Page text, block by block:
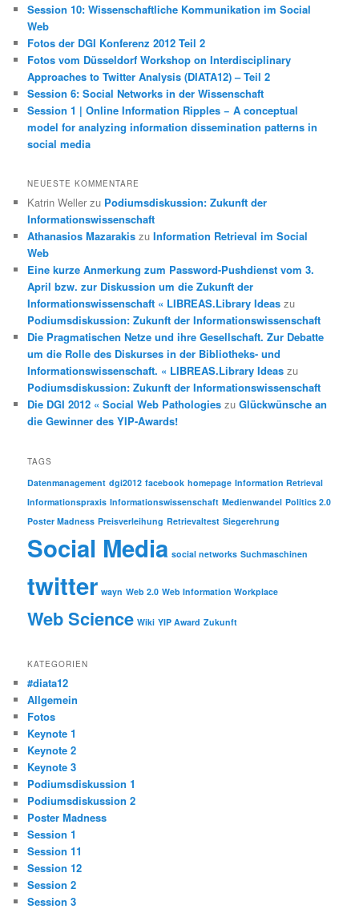
n
Session 10: Wissenschaftliche Kommunikation im Social
Web
Fotos der DGI Konferenz 2012 Teil 2
Fotos vom Düsseldorf Workshop on Interdisciplinary
Approaches to Twitter Analysis (DIATA12) – Teil 2
Session 6: Social Networks in der Wissenschaft
Session 1 | Online Information Ripples − A conceptual
model for analyzing information dissemination patterns in
social media
NEUESTE KOMMENTARE
Katrin Weller zu Podiumsdiskussion: Zukunft der
Informationswissenschaft
Athanasios Mazarakis zuInformation Retrieval im Social
Web
Eine kurze Anmerkung zum Password-Pushdienst vom 3.
April bzw. zur Diskussion um die Zukunft der
Informationswissenschaft « LIBREAS.Library Ideas zu
Podiumsdiskussion: Zukunft der Informationswissenschaft
Die Pragmatischen Netze und ihre Gesellschaft. Zur Debatte
um die Rolle des Diskurses in der Bibliotheks- und
Informationswissenschaft. « LIBREAS.Library Ideas zu
Podiumsdiskussion: Zukunft der Informationswissenschaft
Die DGI 2012 « Social Web Pathologies zuGlückwünsche an
die Gewinner des YIP-Awards!
TAGS
Datenmanagement dgi2012 facebook homepage Information Retrieval
Informationspraxis Informationswissenschaft Medienwandel Politics 2.0
Poster Madness Preisverleihung Retrievaltest Siegerehrung
Social Media social networks Suchmaschinen
twitter wayn Web 2.0 Web Information Workplace
Web Science Wiki YIP Award Zukunft
KATEGORIEN
#diata12
Allgemein
Fotos
Keynote 1
Keynote 2
Keynote 3
Podiumsdiskussion 1
Podiumsdiskussion 2
Poster Madness
Session 1
Session 11
Session 12
Session 2
Session 3